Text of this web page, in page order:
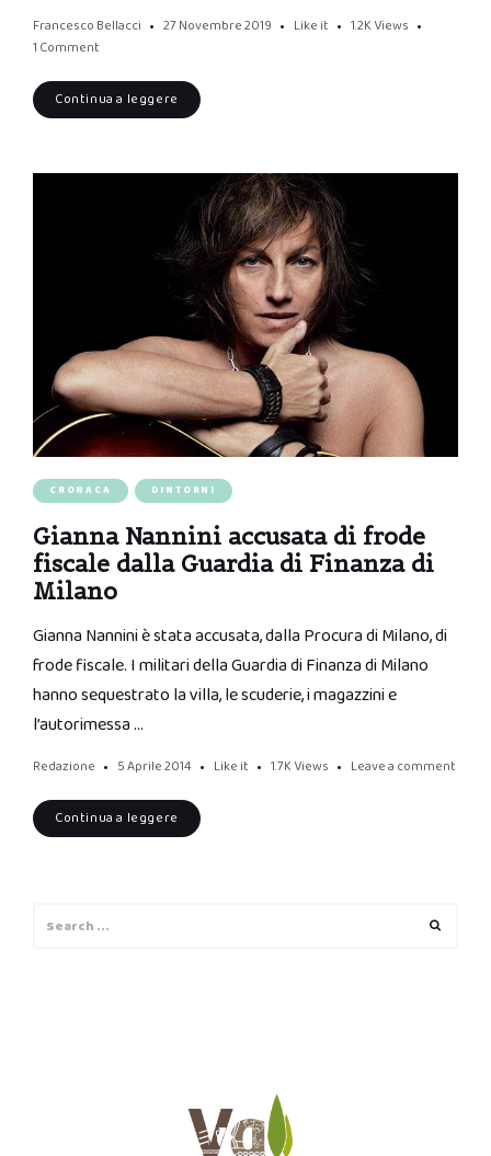
Francesco Bellacci 27 Novembre 2019 Like it 1.2K Views
1 Comment
Continua a leggere
CRONACA DINTORNI
Gianna Nannini accusata di frode
fiscale dalla Guardia di Finanza di
Milano
Gianna Nannini è stata accusata, dalla Procura di Milano, di
frode fiscale. I militari della Guardia di Finanza di Milano
hanno sequestrato la villa, le scuderie, i magazzini e
l’autorimessa …
Redazione 5 Aprile 2014 Like it 1.7K Views Leave a comment
Continua a leggere
for: